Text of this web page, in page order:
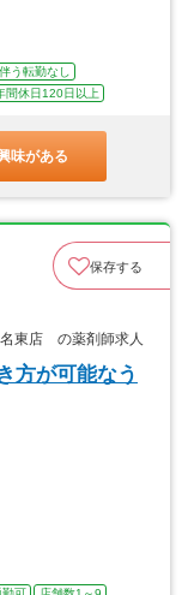
う転勤なし
間休日120日以上
味がある
保存する
東店 の薬剤師求人
方が可能なう